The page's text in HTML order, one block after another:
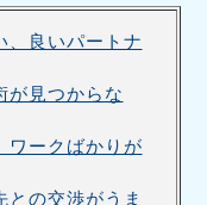
、良いパートナ
が見つからな
ワークばかりが
との交渉がうま